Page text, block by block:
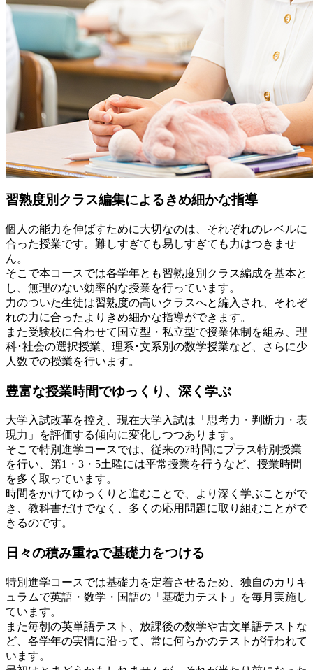
習熟度別クラス編集によるきめ細かな指導
個人の能力を伸ばすために大切なのは、それぞれのレベルに
合った授業です。難しすぎても易しすぎても力はつきませ
ん。
そこで本コースでは各学年とも習熟度別クラス編成を基本と
し、無理のない効率的な授業を行っています。
力のついた生徒は習熟度の高いクラスへと編入され、それぞ
れの力に合ったよりきめ細かな指導ができます。
また受験校に合わせて国立型・私立型で授業体制 を組み、理
科･社会の選択授業、理系･文系別の数学授業など、さらに少
人数での授業を行います。
豊富な授業時間でゆっくり、深く学ぶ
大学入試改革を控え、現在大学入試は「思考力・判断力・表
現力」を評価する傾向に変化しつつあります。
そこで特別進学コースでは、 従来の7時間にプラス特別授業
を行い、第1・3・5土曜には平常授業を行うなど、授業時間
を多く取っています。
時間をかけてゆっくりと進むことで、より深く学ぶことがで
き、教科書だけでなく、多くの応用問題に取り組むことがで
きるのです。
日々の積み重ねで基礎力をつける
特別進学コースでは基礎力を定着させるため、 独自のカリキ
ュラムで英語・数学・国語の「基礎力テスト」を毎月実施し
ています。
また毎朝の英単語テスト、放課後の数学や古文単語テストな
ど、各学年の実情に沿って、常に何らかのテストが行われて
います。